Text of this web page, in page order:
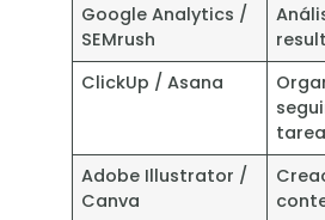
Google Analytics /
SEMrush
ClickUp / Asana
Adobe Illustrator /
Canva